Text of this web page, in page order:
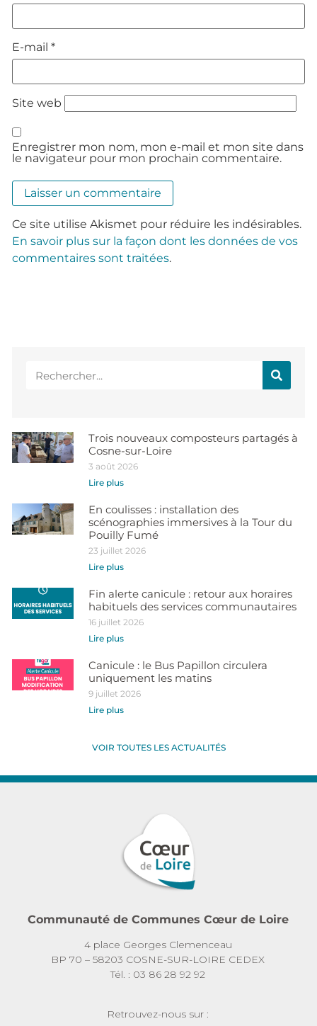
E-mail *
Site web
Enregistrer mon nom, mon e-mail et mon site dans
le navigateur pour mon prochain commentaire.
Ce site utilise Akismet pour réduire les indésirables.
En savoir plus sur la façon dont les données de vos
commentaires sont traitées.
Trois nouveaux composteurs partagés à
Cosne-sur-Loire
3 août 2026
Lire plus
En coulisses : installation des
scénographies immersives à la Tour du
Pouilly Fumé
23 juillet 2026
Lire plus
Fin alerte canicule : retour aux horaires
habituels des services communautaires
16 juillet 2026
Lire plus
Canicule : le Bus Papillon circulera
uniquement les matins
9 juillet 2026
Lire plus
VOIR TOUTES LES ACTUALITÉS
Communauté de Communes Cœur de Loire
4 place Georges Clemenceau
BP 70 – 58203 COSNE-SUR-LOIRE CEDEX
Tél. : 03 86 28 92 92
Retrouvez-nous sur :